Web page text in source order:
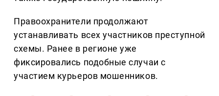
Правоохранители продолжают
устанавливать всех участников преступной
схемы. Ранее в регионе уже
фиксировались подобные случаи с
участием курьеров мошенников.